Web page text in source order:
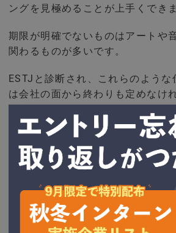
ングを見極めることが上手くでき
期限が明確でないものはアートや
関わるものが多いです。
ESTJと診断され、これらのよう
は会社の面から終わりも定めなけ
おすすめな仕事：コミ
によって進め
幹部型はチーム全体の最適化を目